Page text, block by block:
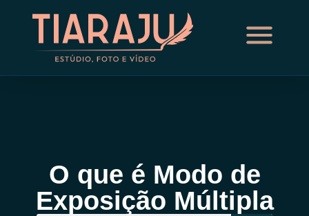
O que é Modo de
Exposição Múltipla